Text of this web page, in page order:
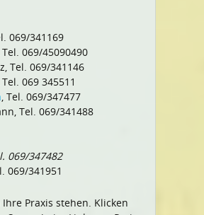
069/341169
, Tel. 069/45090490
Tel. 069/341146
, Tel. 069 345511
, Tel. 069/347477
Tel. 069/341488
069/347482
069/341951
Praxis stehen. Klicken